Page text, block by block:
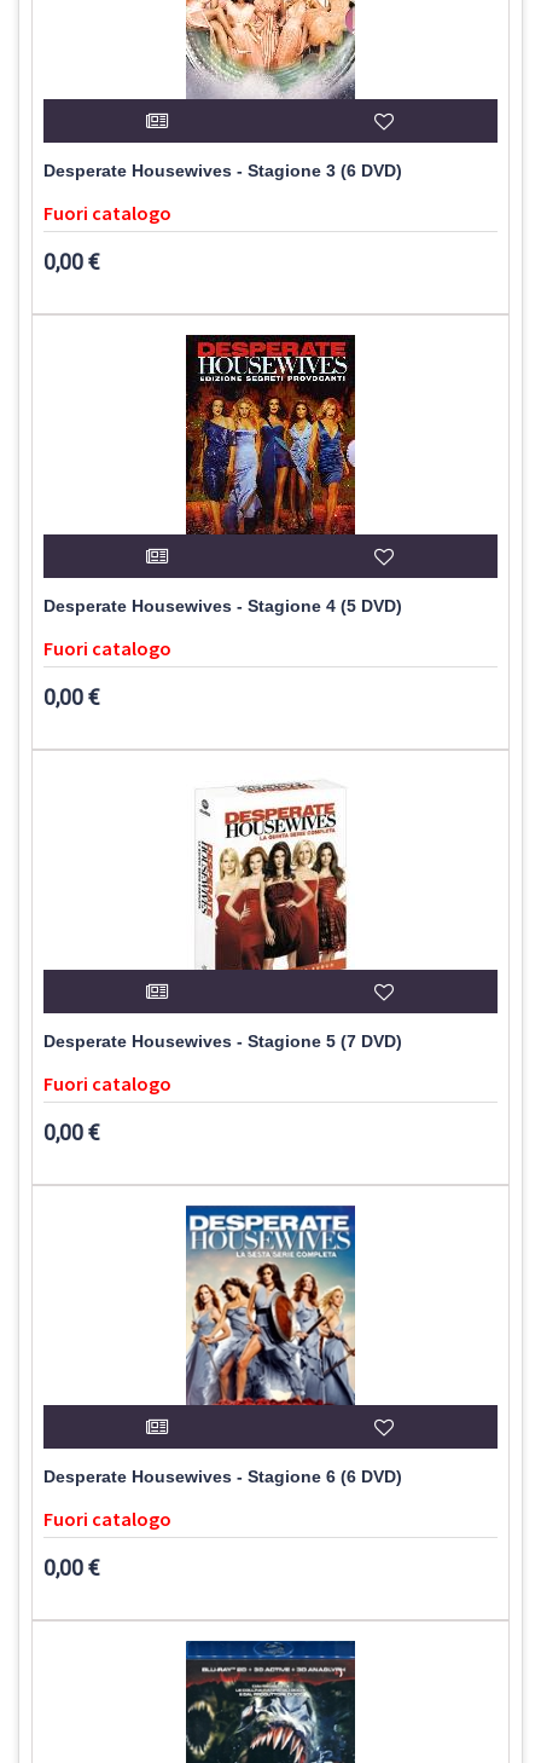
Desperate Housewives - Stagione 3 (6 DVD)
Fuori catalogo
0,00 €
Desperate Housewives - Stagione 4 (5 DVD)
Fuori catalogo
0,00 €
Desperate Housewives - Stagione 5 (7 DVD)
Fuori catalogo
0,00 €
Desperate Housewives - Stagione 6 (6 DVD)
Fuori catalogo
0,00 €